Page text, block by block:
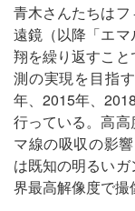
青木さんたちは
遠鏡（以降「エ
翔を繰り返すこ
測の実現を目指
年、2015年、
行っている。高
マ線の吸収の影
は既知の明るい
界最高解像度で撮